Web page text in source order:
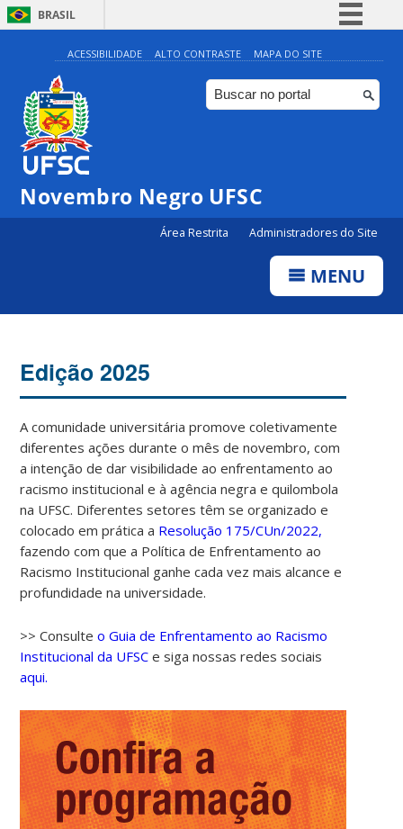
BRASIL
Simplifique!
Comunica BR
Participe
ACESSIBILIDADE ALTO CONTRASTE MAPA DO SITE
Novembro Negro UFSC
Área Restrita Administradores do Site
MENU
Edição 2025
A comunidade universitária promove coletivamente
diferentes ações durante o mês de novembro, com
a intenção de dar visibilidade ao enfrentamento ao
racismo institucional e à agência negra e quilombola
na UFSC. Diferentes setores têm se organizado e
colocado em prática a Resolução 175/CUn/2022,
fazendo com que a Política de Enfrentamento ao
Racismo Institucional ganhe cada vez mais alcance e
profundidade na universidade.
>> Consulteo Guia de Enfrentamento ao Racismo
Institucional da UFSC e siga nossas redes sociais
aqui.